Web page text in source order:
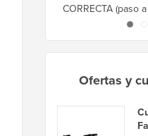
CORRECTA (paso
Ofertas y